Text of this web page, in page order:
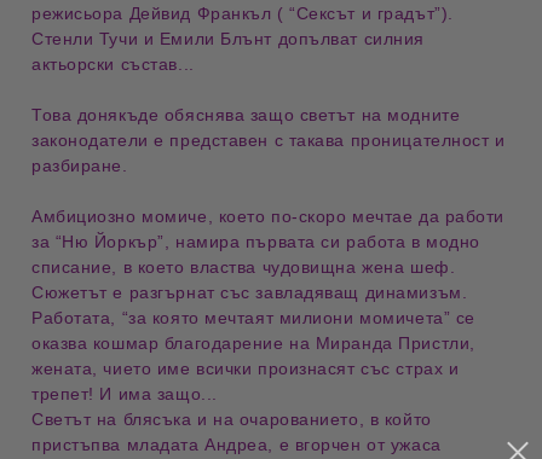
режисьора Дейвид Франкъл ( “Сексът и градът”).
Стенли Тучи и Емили Блънт допълват силния
актьорски състав...
Това донякъде обяснява защо светът на модните
законодатели е представен с такава проницателност и
разбиране.
Амбициозно момиче, което по-скоро мечтае да работи
за “Ню Йоркър”, намира първата си работа в модно
списание, в което властва чудовищна жена шеф.
Сюжетът е разгърнат със завладяващ динамизъм.
Работата, “за която мечтаят милиони момичета” се
оказва кошмар благодарение на Миранда Пристли,
жената, чието име всички произнасят със страх и
трепет! И има защо...
Светът на блясъка и на очарованието, в който
пристъпва младата Андреа, е вгорчен от ужаса